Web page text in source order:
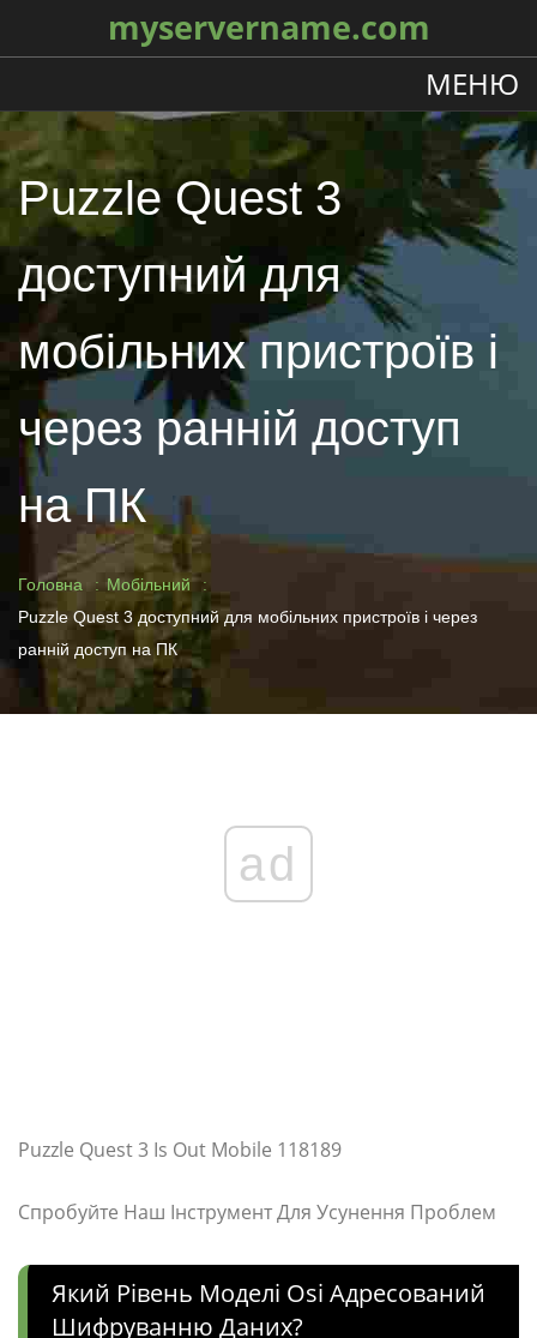
myservername.com
МЕНЮ
Puzzle Quest 3
доступний для
мобільних пристроїв і
через ранній доступ
на ПК
Головна
Мобільний
Puzzle Quest 3 доступний для мобільних пристроїв і через
ранній доступ на ПК
ad
Puzzle Quest 3 Is Out Mobile 118189
Спробуйте Наш Інструмент Для Усунення Проблем
Який Рівень Моделі Osi Адресований
Шифруванню Даних?